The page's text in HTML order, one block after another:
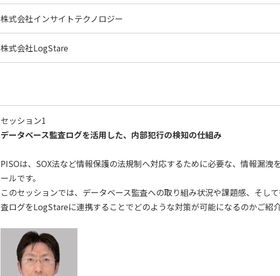
仮想環境（VMware）移行 個人情報保護 匿名化
株式会社インサイトテクノロジー
株式会社LogStare
セッション1
データベース監査ログを活用した、内部犯行の検知の仕組み
PISOは、SOX法など情報保護の法規制へ対応するために必要な、情報漏
ールです。
このセッションでは、データベース監査への取り組み状況や課題感、そし
査ログをLogStareに連携することでどのような対策が可能になるのかご紹介